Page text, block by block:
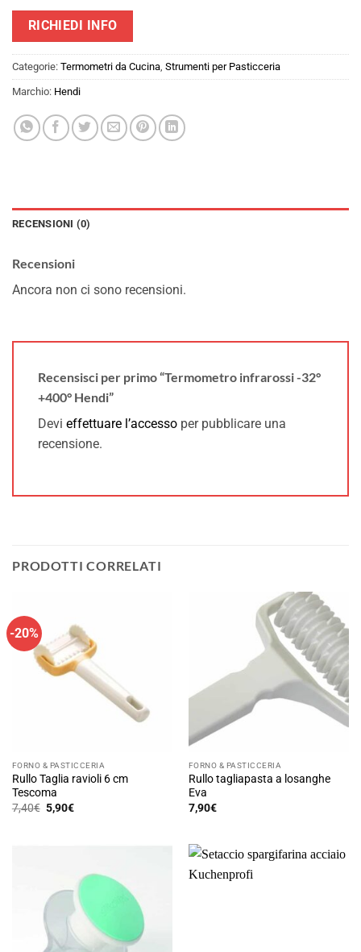
RICHIEDI INFO
Categorie: Termometri da Cucina, Strumenti per Pasticceria
Marchio: Hendi
RECENSIONI (0)
Recensioni
Ancora non ci sono recensioni.
Recensisci per primo “Termometro infrarossi -32°
+400° Hendi”
Devi effettuare l’accesso per pubblicare una
recensione.
PRODOTTI CORRELATI
-20%
FORNO & PASTICCERIA
Rullo Taglia ravioli 6 cm
Tescoma
7,40€ Il
prezzo
5,90€Il
FORNO & PASTICCERIA
Rullo tagliapasta a losanghe
Eva
7,90€